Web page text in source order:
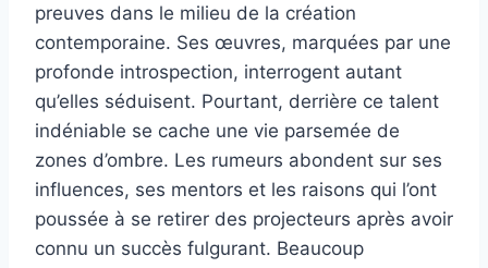
preuves dans le milieu de la création
contemporaine. Ses œuvres, marquées par une
profonde introspection, interrogent autant
qu’elles séduisent. Pourtant, derrière ce talent
indéniable se cache une vie parsemée de
zones d’ombre. Les rumeurs abondent sur ses
influences, ses mentors et les raisons qui l’ont
poussée à se retirer des projecteurs après avoir
connu un succès fulgurant. Beaucoup